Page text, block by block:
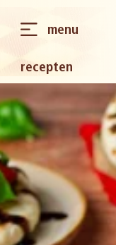
recepten
menu